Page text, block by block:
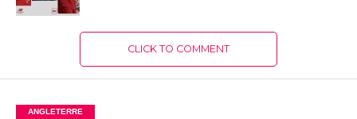
CLICK TO COMMENT
ANGLETERRE